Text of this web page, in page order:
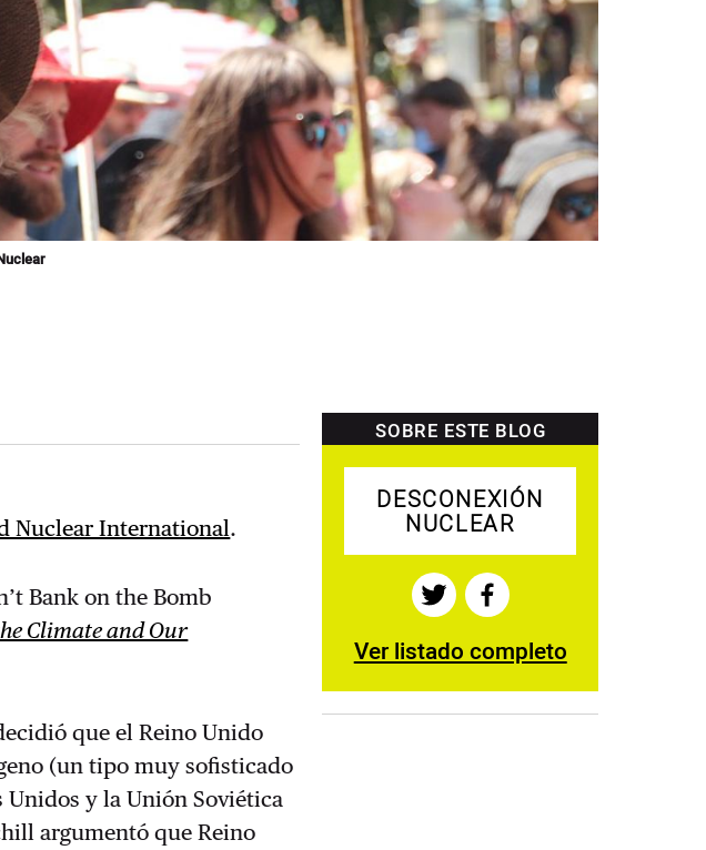
Nuclear International.
Bank on the Bomb
Climate and Our
que el Reino Unido
(un tipo muy sofisticado
y la Unión Soviética
argumentó que Reino
SOBRE ESTE BLOG
DESCONEXIÓN
NUCLEAR
Ver listado completo